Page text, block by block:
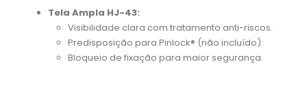
Tela Ampla HJ-43:
Visibilidade clara com tratamento anti-riscos.
Predisposição para Pinlock® (não incluído).
Bloqueio de fixação para maior segurança.